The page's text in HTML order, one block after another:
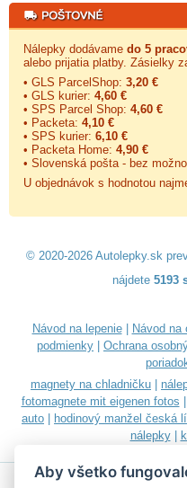
Nálepky dodávame do 5
alebo prijatia platby. Zásielky
• GLS ParcelShop: 3,20 €
• GLS kurier: 4,60 €
• SPS Parcel Shop: 4,60 €
• Packeta: 4,10 €
• SPS kurier: 6,10 €
• Packeta Home: 4,90 €
• Slovenská pošta - bez
U objednávok s hodnotou
© 2020-2026 Autolepky.sk
nájdete 5193
Návod na lepenie| Návod na
podmienky
Ochrana
magnety na chladničku
fotomagnete mit eigenen fotos
auto
hodinový manžel česká
nálepky|
Aby všetko